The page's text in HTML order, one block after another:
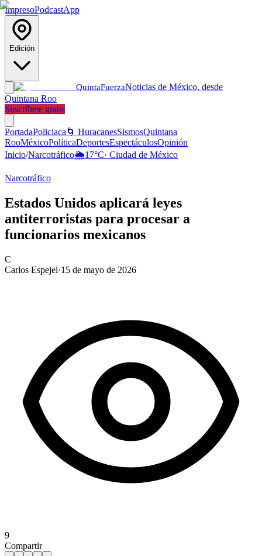
ImpresoPodcastApp
Edición
QuintaFuerzaNoticias de México, desde
Quintana Roo
Suscríbete gratis
PortadaPoliciaca 🌀 HuracanesSismosQuintana
RooMéxicoPolíticaDeportesEspectáculosOpinión
Inicio/Narcotráfico🌦️17°C· Ciudad de México
Narcotráfico
Estados Unidos aplicará leyes
antiterroristas para procesar a
funcionarios mexicanos
C
Carlos Espejel·15 de mayo de 2026
9
Compartir